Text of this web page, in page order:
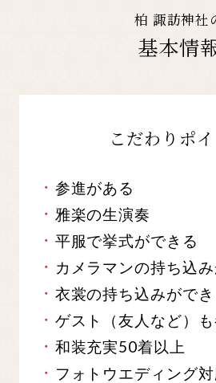
柏 諏訪神社
基本情
こだわりポ
参進がある
雅楽の生演奏
平服で挙式ができる
カメラマンの持ち込
衣裳の持ち込みができ
ゲスト（友人など）
和装充実50着以上
フォトウエディング